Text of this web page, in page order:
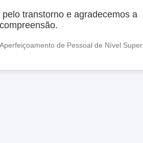
transtorno e agradecemos a
compreensão.
de Pessoal de Nível